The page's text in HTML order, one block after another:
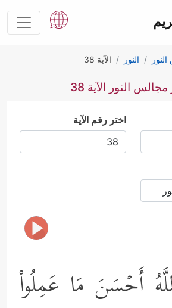
النور الآية 38
النور الآية 38
اختر رقم الآية
أَحۡسَنَ مَا عَمِلُواْ